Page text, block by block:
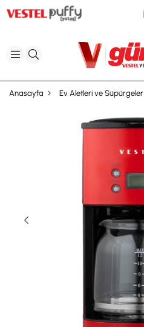
Anasayfa Ev Aletleri ve Süpürgeler